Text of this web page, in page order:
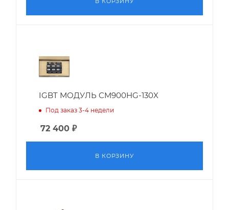
IGBT МОДУЛЬ CM900HG-130X
Под заказ 3-4 недели
72 400 ₽
В КОРЗИНУ